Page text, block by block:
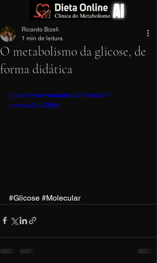
O metabolismo da glicose, de
forma didática
Ricardo Bizeli
1 min de leitura
https://www.youtube.com/watch?
v=nyvu2euX8tM
#Glicose #Molecular